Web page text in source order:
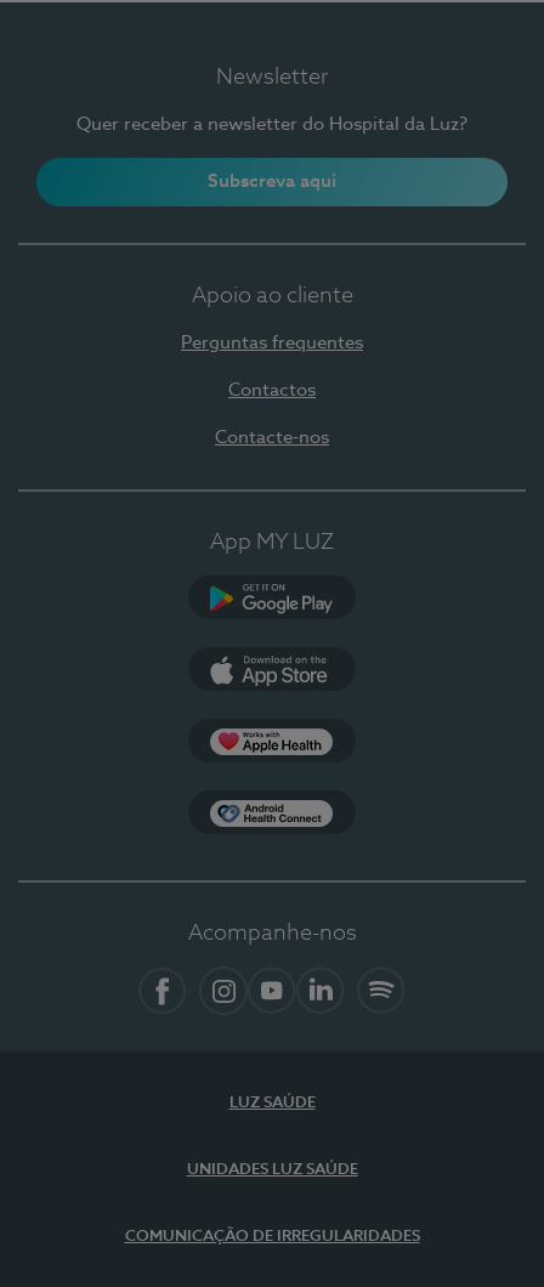
Newsletter
Quer receber a newsletter do Hospital da Luz?
Subscreva aqui
Apoio ao cliente
Perguntas frequentes
Contactos
Contacte-nos
App MY LUZ
Acompanhe-nos
LUZ SAÚDE
UNIDADES LUZ SAÚDE
COMUNICAÇÃO DE IRREGULARIDADES